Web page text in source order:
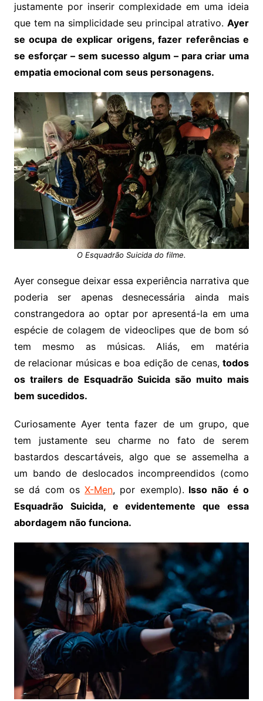
justamente por inserir complexidade em uma ideia
que tem na simplicidade seu principal atrativo.Ayer
se ocupa de explicar origens, fazer referências e
se esforçar – sem sucesso algum – para criar uma
empatia emocional com seus personagens.
O Esquadrão Suicida do filme.
Ayer consegue deixar essa experiência narrativa que
poderia ser apenas desnecessária ainda mais
constrangedora ao optar por apresentá-la em uma
espécie de colagem de videoclipes que de bom só
tem mesmo as músicas. Aliás, em matéria
de relacionar músicas e boa edição de cenas,todos
os trailers de Esquadrão Suicida são muito mais
bem sucedidos.
Curiosamente Ayer tenta fazer de um grupo, que
tem justamente seu charme no fato de serem
bastardos descartáveis, algo que se assemelha a
um bando de deslocados incompreendidos (como
se dá com osX-Men, por exemplo). Isso não é o
Esquadrão Suicida, e evidentemente que essa
abordagem não funciona.